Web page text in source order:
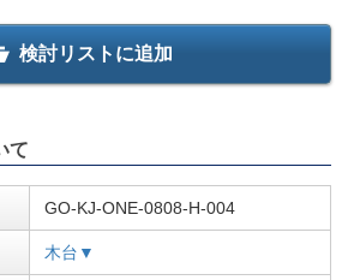
検討リストに追加
て
GO-KJ-ONE-0808-H-004
木台▼